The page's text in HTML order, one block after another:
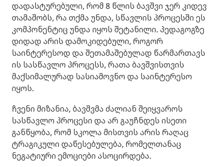
დადასტურებული, რომ 8 წლის ბავშვი ჯერ კიდევ
თამაშობს, რა თქმა უნდა, სწავლის პროცესში ეს
კომპონენტიც უნდა იყოს შეტანილი. პედაგოგზე
დიდად არის დამოკიდებული, როგორ
საინტერესოდ და შეთამაშებულად წარმართავს
ის სასწავლო პროცესს, რათა ბავშვისთვის
მაქსიმალურად სასიამოვნო და საინტერესო
იყოს.
ჩვენი მიზანია, ბავშვმა ძალიან შეიყვაროს
სასწავლო პროცესი და არ გაუჩნდეს ისეთი
განწყობა, რომ სკოლა მისთვის არის რაღაც
ტრაგიკული დაწესებულება, რომელთანაც
ნეგატიური ემოციები ასოცირდება.